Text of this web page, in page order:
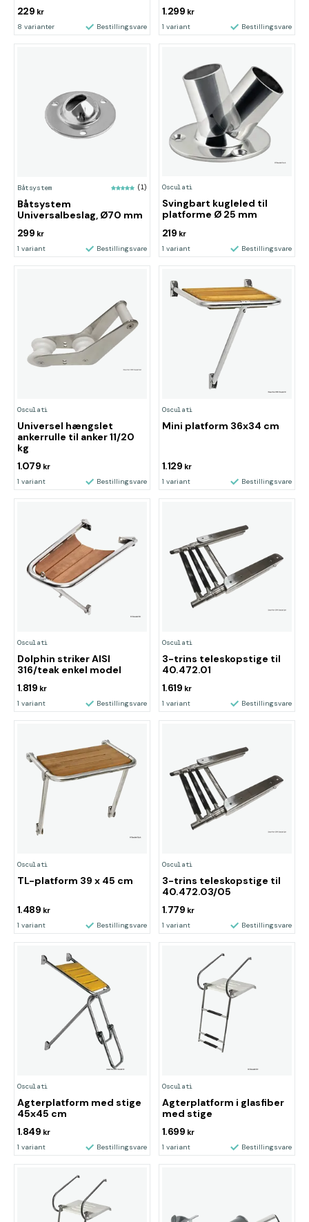
229 kr
8 varianter Bestillingsvare
1.299 kr
1 variant Bestillingsvare
Båtsystem (1)
Båtsystem
Universalbeslag, Ø70 mm
299 kr
1 variant Bestillingsvare
Osculati
Svingbart kugleled til
platforme Ø 25 mm
219 kr
1 variant Bestillingsvare
Osculati
Universel hængslet
ankerrulle til anker 11/20
kg
1.079 kr
1 variant Bestillingsvare
Osculati
Mini platform 36x34 cm
1.129 kr
1 variant Bestillingsvare
Osculati
Dolphin striker AISI
316/teak enkel model
1.819 kr
1 variant Bestillingsvare
Osculati
3-trins teleskopstige til
40.472.01
1.619 kr
1 variant Bestillingsvare
Osculati
TL-platform 39 x 45 cm
1.489 kr
1 variant Bestillingsvare
Osculati
3-trins teleskopstige til
40.472.03/05
1.779 kr
1 variant Bestillingsvare
Osculati
Agterplatform med stige
45x45 cm
1.849 kr
1 variant Bestillingsvare
Osculati
Agterplatform i glasfiber
med stige
1.699 kr
1 variant Bestillingsvare